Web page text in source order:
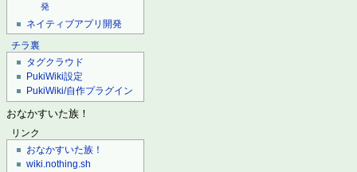
発
ネイティブアプリ開発
チラ裏
タグクラウド
PukiWiki設定
PukiWiki/自作プラグイン
おなかすいた族！
リンク
おなかすいた族！
wiki.nothing.sh